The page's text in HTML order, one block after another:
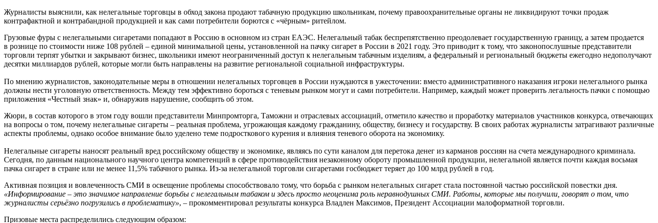
Журналисты выяснили, как нелегальные торговцы в обход закона продают табачную продукцию школьникам, почему правоохранительные органы не ликвидируют точки продаж
контрафактной и контрабандной продукцией и как сами потребители борются с «чёрным» ритейлом.
Грузовые фуры с нелегальными сигаретами попадают в Россию в основном из стран ЕАЭС. Нелегальный табак беспрепятственно преодолевает государственную границу, а затем продается
в рознице по стоимости ниже 108 рублей – единой минимальной цены, установленной на пачку сигарет в России в 2021 году. Это приводит к тому, что законопослушные представители
торговли терпят убытки и закрывают бизнес, школьники имеют неограниченный доступ к нелегальным табачным изделиям, а федеральный и региональный бюджеты ежегодно недополучают
десятки миллиардов рублей, которые могли быть направлены на развитие региональной социальной инфраструктуры.
По мнению журналистов, законодательные меры в отношении нелегальных торговцев в России нуждаются в ужесточении: вместо административного наказания игроки нелегального рынка
должны нести уголовную ответственность. Между тем эффективно бороться с теневым рынком могут и сами потребители. Например, каждый может проверить легальность пачки с помощью
приложения «Честный знак» и, обнаружив нарушение, сообщить об этом.
Жюри, в состав которого в этом году вошли представители Минпромторга, Таможни и отраслевых ассоциаций, отметило качество и проработку материалов участников конкурса, отвечающих
на вопросы о том, почему нелегальные сигареты – реальная проблема, угрожающая каждому гражданину, обществу, бизнесу и государству. В своих работах журналисты затрагивают различные
аспекты проблемы, однако особое внимание было уделено теме подросткового курения и влияния теневого оборота на экономику.
Нелегальные сигареты наносят реальный вред российскому обществу и экономике, являясь по сути каналом для перетока денег из карманов россиян на счета международного криминала.
Сегодня, по данным национального научного центра компетенций в сфере противодействия незаконному обороту промышленной продукции, нелегальной является почти каждая восьмая
пачка сигарет в стране или не менее 11,5% табачного рынка. Из-за нелегальной торговли сигаретами госбюджет теряет до 100 млрд рублей в год.
Активная позиция и вовлеченность СМИ в освещение проблемы способствовало тому, что борьба с рынком нелегальных сигарет стала постоянной частью российской повестки дня.
«Информирование – это значимое направление борьбы с нелегальным табаком и здесь просто неоценима роль неравнодушных СМИ. Работы, которые мы получили, говорят о том, что
журналисты серьёзно погрузились в проблематику», – прокомментировал результаты конкурса Владлен Максимов, Президент Ассоциации малоформатной торговли.
Призовые места распределились следующим образом: